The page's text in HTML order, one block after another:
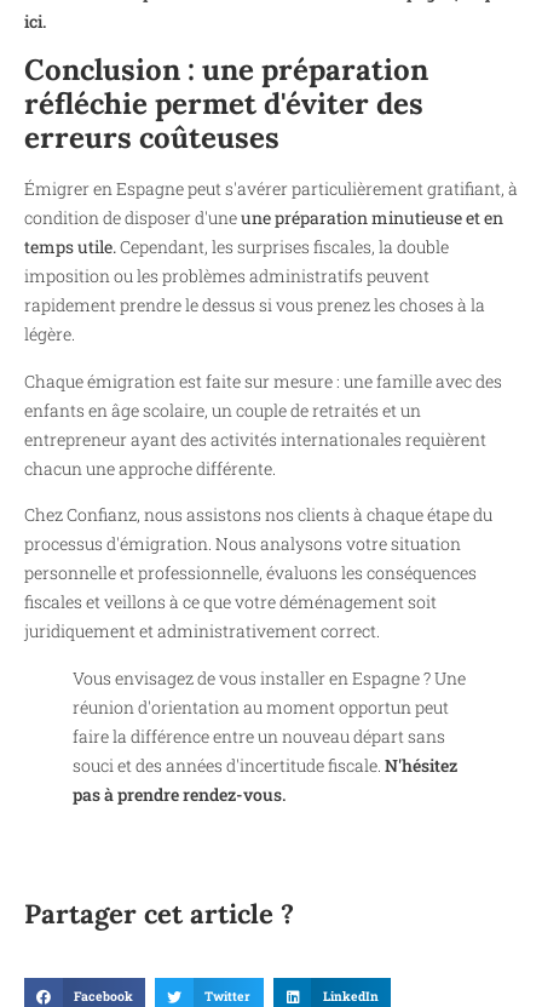
ici.
Conclusion : une préparation
réfléchie permet d'éviter des
erreurs coûteuses
Émigrer en Espagne peut s'avérer particulièrement gratifiant, à
condition de disposer d'uneune préparation minutieuse et en
temps utile.Cependant, les surprises fiscales, la double
imposition ou les problèmes administratifs peuvent
rapidement prendre le dessus si vous prenez les choses à la
légère.
Chaque émigration est faite sur mesure : une famille avec des
enfants en âge scolaire, un couple de retraités et un
entrepreneur ayant des activités internationales requièrent
chacun une approche différente.
Chez Confianz, nous assistons nos clients à chaque étape du
processus d'émigration. Nous analysons votre situation
personnelle et professionnelle, évaluons les conséquences
fiscales et veillons à ce que votre déménagement soit
juridiquement et administrativement correct.
Vous envisagez de vous installer en Espagne ? Une
réunion d'orientation au moment opportun peut
faire la différence entre un nouveau départ sans
souci et des années d'incertitude fiscale. N'hésitez
pas à prendre rendez-vous.
Partager cet article ?
Facebook Twitter LinkedIn